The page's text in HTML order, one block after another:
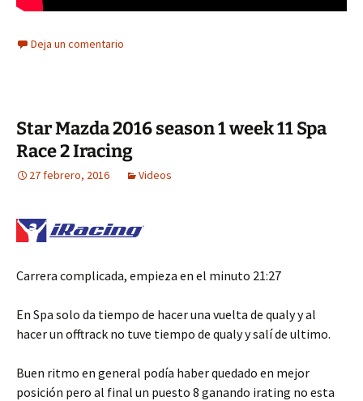
Deja un comentario
Star Mazda 2016 season 1 week 11 Spa
Race 2 Iracing
27 febrero, 2016 Videos
Carrera complicada, empieza en el minuto 21:27
En Spa solo da tiempo de hacer una vuelta de qualy y al
hacer un offtrack no tuve tiempo de qualy y salí de ultimo.
Buen ritmo en general podía haber quedado en mejor
posición pero al final un puesto 8 ganando irating no esta